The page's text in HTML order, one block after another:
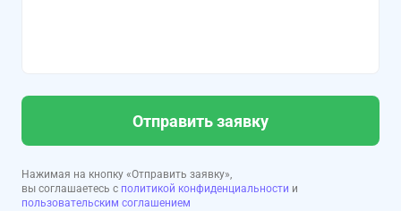
Отправить заявку
Нажимая на кнопку «Отправить заявку»,
вы соглашаетесь с политикой конфиденциальности и
пользовательским соглашением